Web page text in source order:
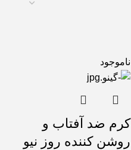
ناموجود
کرم ضد آفتاب و
روشن کننده روز نیو